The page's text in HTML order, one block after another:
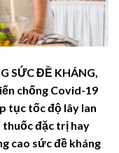
SỨC ĐỀ KHÁNG,
chống Covid-19
tục tốc độ lây lan
thuốc đặc trị hay
cao sức đề kháng